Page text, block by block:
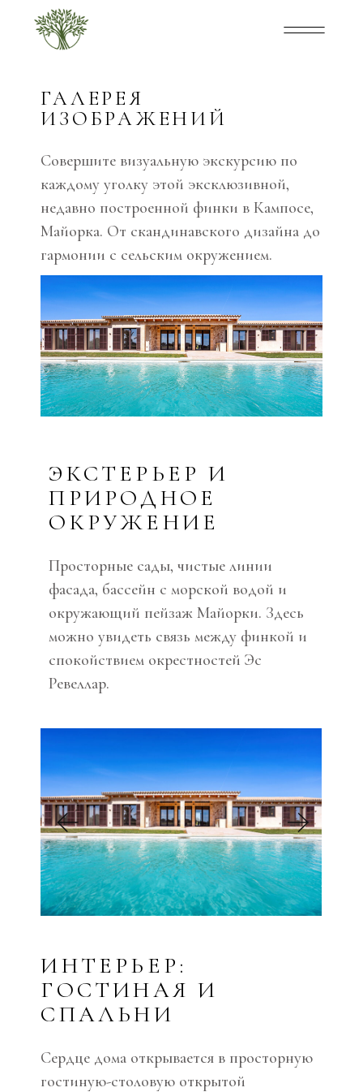
ГАЛЕРЕЯ
ИЗОБРАЖЕНИЙ
Совершите визуальную экскурсию по
каждому уголку этой эксклюзивной,
недавно построенной финки в Кампосе,
Майорка. От скандинавского дизайна до
гармонии с сельским окружением.
ЭКСТЕРЬЕР И
ПРИРОДНОЕ
ОКРУЖЕНИЕ
Просторные сады, чистые линии
фасада, бассейн с морской водой и
окружающий пейзаж Майорки. Здесь
можно увидеть связь между финкой и
спокойствием окрестностей Эс
Ревеллар.
ИНТЕРЬЕР:
ГОСТИНАЯ И
СПАЛЬНИ
Сердце дома открывается в просторную
гостиную-столовую открытой